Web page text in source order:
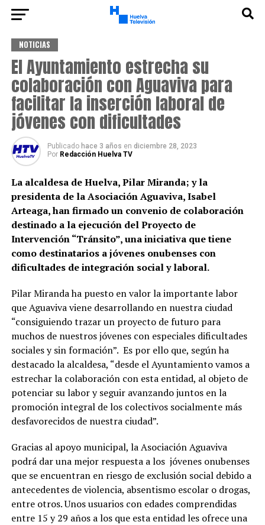
NOTICIAS
El Ayuntamiento estrecha su
colaboración con Aguaviva para
facilitar la inserción laboral de
jóvenes con dificultades
Publicado hace 3 años en diciembre 28, 2023
Por Redacción Huelva TV
La alcaldesa de Huelva, Pilar Miranda; y la
presidenta de la Asociación Aguaviva, Isabel
Arteaga, han firmado un convenio de colaboración
destinado a la ejecución del Proyecto de
Intervención “Tránsito”, una iniciativa que tiene
como destinatarios a jóvenes onubenses con
dificultades de integración social y laboral.
Pilar Miranda ha puesto en valor la importante labor
que Aguaviva viene desarrollando en nuestra ciudad
“consiguiendo trazar un proyecto de futuro para
muchos de nuestros jóvenes con especiales dificultades
sociales y sin formación”. Es por ello que, según ha
destacado la alcaldesa, “desde el Ayuntamiento vamos a
estrechar la colaboración con esta entidad, al objeto de
potenciar su labor y seguir avanzando juntos en la
promoción integral de los colectivos socialmente más
desfavorecidos de nuestra ciudad”.
Gracias al apoyo municipal, la Asociación Aguaviva
podrá dar una mejor respuesta a los jóvenes onubenses
que se encuentran en riesgo de exclusión social debido a
antecedentes de violencia, absentismo escolar o drogas,
entre otros. Unos usuarios con edades comprendidas
entre 15 y 29 años a los que esta entidad les ofrece una